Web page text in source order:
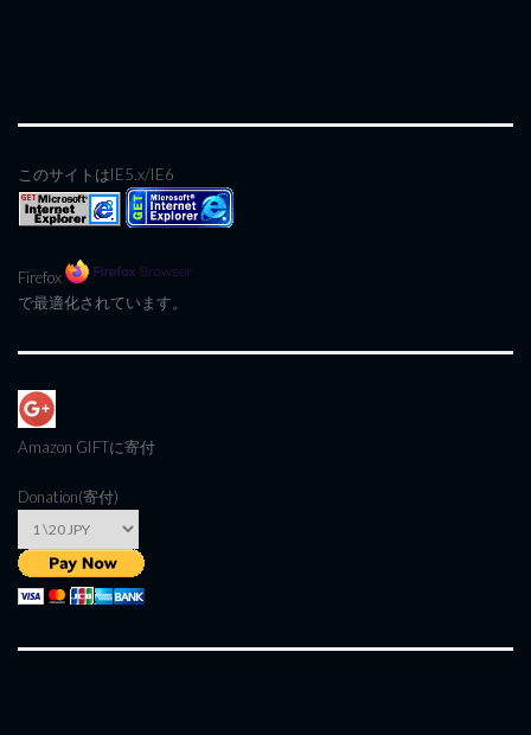
このサイトはIE5.x/IE6
Firefox
で最適化されています。
Amazon GIFTに寄付
Donation(寄付)